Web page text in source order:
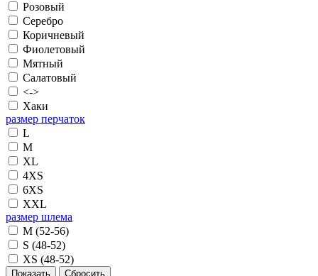
Розовый
Серебро
Коричневый
Фиолетовый
Мятный
Салатовый
<->
Хаки
размер перчаток
L
M
XL
4XS
6XS
XXL
размер шлема
M (52-56)
S (48-52)
XS (48-52)